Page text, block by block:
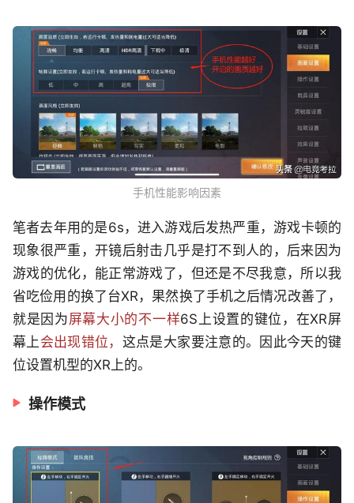
手机性能影响因素
笔者去年用的是6s，进入游戏后发热严重，游戏卡顿的
现象很严重，开镜后射击几乎是打不到人的，后来因为
游戏的优化，能正常游戏了，但还是不尽我意，所以我
省吃俭用的换了台XR，果然换了手机之后情况改善了，
就是因为屏幕大小的不一样6S上设置的键位，在XR屏
幕上 会出现错位， 这点是大家要注意的。因此今天的键
位设置机型的XR上的。
操作模式